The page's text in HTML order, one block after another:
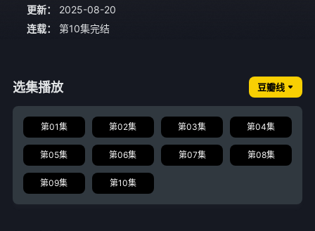
更新：
2025-08-20
连载：
第10集完结
选集播放 豆瓣线
第01集 第02集 第03集 第04集
第05集 第06集 第07集 第08集
第09集 第10集